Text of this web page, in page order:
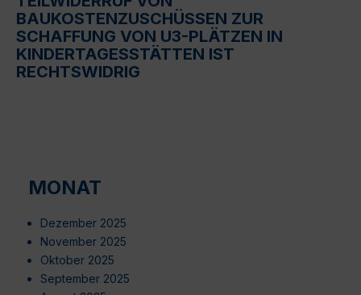
BAUKOSTENZUSCHÜSSEN ZUR
SCHAFFUNG VON U3-PLÄTZEN IN
KINDERTAGESSTÄTTEN IST
RECHTSWIDRIG
MONAT
Dezember 2025
November 2025
Oktober 2025
September 2025